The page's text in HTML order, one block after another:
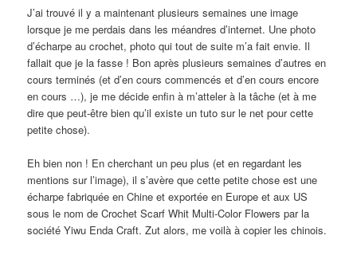
J’ai trouvé il y a maintenant plusieurs semaines une image
lorsque je me perdais dans les méandres d’internet. Une photo
d’écharpe au crochet, photo qui tout de suite m’a fait envie. Il
fallait que je la fasse ! Bon après plusieurs semaines d’autres en
cours terminés (et d’en cours commencés et d’en cours encore
en cours …), je me décide enfin à m’atteler à la tâche (et à me
dire que peut-être bien qu’il existe un tuto sur le net pour cette
petite chose).
Eh bien non ! En cherchant un peu plus (et en regardant les
mentions sur l’image), il s’avère que cette petite chose est une
écharpe fabriquée en Chine et exportée en Europe et aux US
sous le nom de Crochet Scarf Whit Multi-Color Flowers par la
société Yiwu Enda Craft. Zut alors, me voilà à copier les chinois.